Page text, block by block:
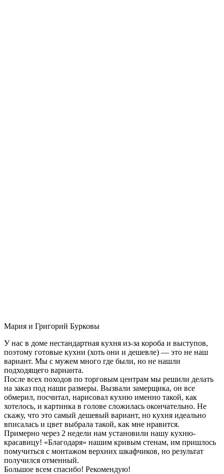
Мария и Григорий Бурковы
У нас в доме нестандартная кухня из-за короба и выступов,
поэтому готовые кухни (хоть они и дешевле) — это не наш
вариант. Мы с мужем много где были, но не нашли
подходящего варианта.
После всех походов по торговым центрам мы решили делать
на заказ под наши размеры. Вызвали замерщика, он все
обмерил, посчитал, нарисовал кухню именно такой, как
хотелось, и картинка в голове сложилась окончательно. Не
скажу, что это самый дешевый вариант, но кухня идеально
вписалась и цвет выбрала такой, как мне нравится.
Примерно через 2 недели нам установили нашу кухню-
красавицу! «Благодаря» нашим кривым стенам, им пришлось
помучиться с монтажом верхних шкафчиков, но результат
получился отменный.
Большое всем спасибо! Рекомендую!